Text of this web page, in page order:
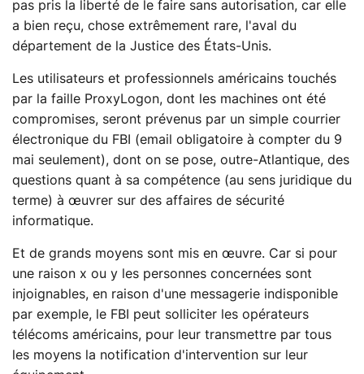
pas pris la liberté de le faire sans autorisation, car elle
a bien reçu, chose extrêmement rare, l'aval du
département de la Justice des États-Unis.
Les utilisateurs et professionnels américains touchés
par la faille ProxyLogon, dont les machines ont été
compromises, seront prévenus par un simple courrier
électronique du FBI (email obligatoire à compter du 9
mai seulement), dont on se pose, outre-Atlantique, des
questions quant à sa compétence (au sens juridique du
terme) à œuvrer sur des affaires de sécurité
informatique.
Et de grands moyens sont mis en œuvre. Car si pour
une raison x ou y les personnes concernées sont
injoignables, en raison d'une messagerie indisponible
par exemple, le FBI peut solliciter les opérateurs
télécoms américains, pour leur transmettre par tous
les moyens la notification d'intervention sur leur